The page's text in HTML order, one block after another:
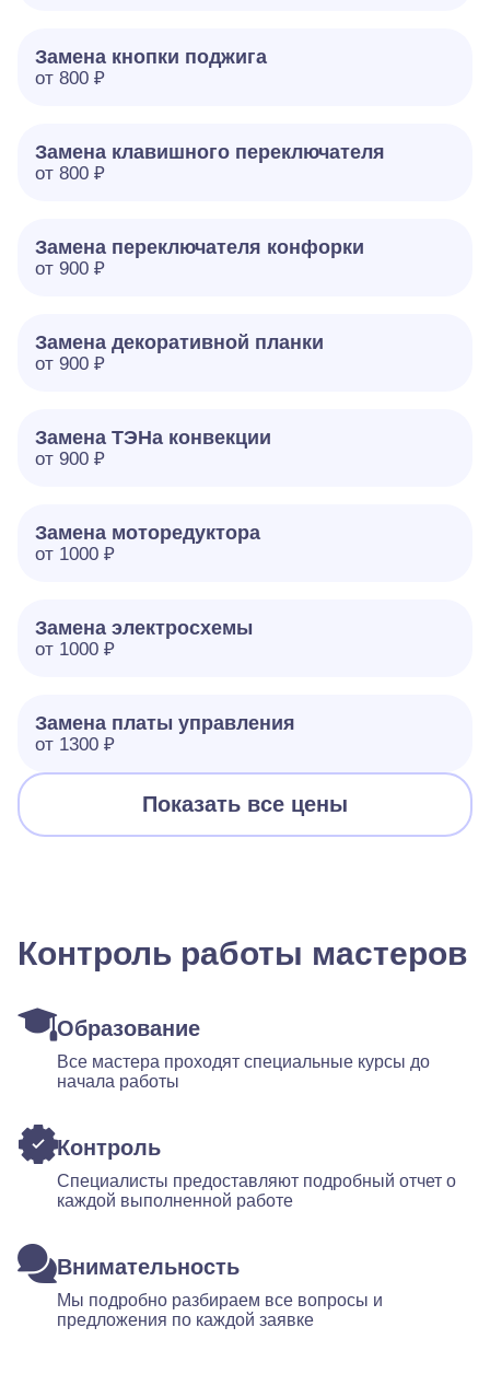
Замена кнопки поджига
от 800 ₽
Замена клавишного переключателя
от 800 ₽
Замена переключателя конфорки
от 900 ₽
Замена декоративной планки
от 900 ₽
Замена ТЭНа конвекции
от 900 ₽
Замена моторедуктора
от 1000 ₽
Замена электросхемы
от 1000 ₽
Замена платы управления
от 1300 ₽
Показать все цены
Контроль работы мастеров
Образование
Все мастера проходят специальные курсы до
начала работы
Контроль
Специалисты предоставляют подробный отчет о
каждой выполненной работе
Внимательность
Мы подробно разбираем все вопросы и
предложения по каждой заявке